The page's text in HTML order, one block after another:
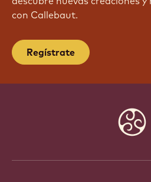
con Callebaut.
Regístrate